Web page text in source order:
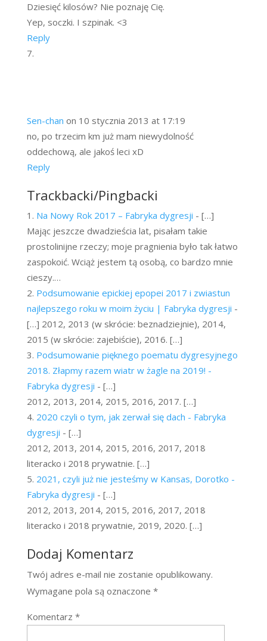
Dziesięć kilosów? Nie poznaję Cię.
Yep, soczki. I szpinak. <3
Reply
Sen-chan on 10 stycznia 2013 at 17:19
no, po trzecim km już mam niewydolność
oddechową, ale jakoś leci xD
Reply
Trackbacki/Pingbacki
Na Nowy Rok 2017 – Fabryka dygresji - […]
Mając jeszcze dwadzieścia lat, pisałam takie
prostolinijne rzeczy; moje pragnienia było tak łatwo
zaspokoić. Wciąż jestem tą osobą, co bardzo mnie
cieszy.…
Podsumowanie epickiej epopei 2017 i zwiastun
najlepszego roku w moim życiu | Fabryka dygresji -
[…] 2012, 2013 (w skrócie: beznadziejnie), 2014,
2015 (w skrócie: zajebiście), 2016. […]
Podsumowanie pięknego poematu dygresyjnego
2018. Złapmy razem wiatr w żagle na 2019! -
Fabryka dygresji - […]
2012, 2013, 2014, 2015, 2016, 2017. […]
2020 czyli o tym, jak zerwał się dach - Fabryka
dygresji - […]
2012, 2013, 2014, 2015, 2016, 2017, 2018
literacko i 2018 prywatnie. […]
2021, czyli już nie jesteśmy w Kansas, Dorotko -
Fabryka dygresji - […]
2012, 2013, 2014, 2015, 2016, 2017, 2018
literacko i 2018 prywatnie, 2019, 2020. […]
Dodaj Komentarz
Twój adres e-mail nie zostanie opublikowany.
Wymagane pola są oznaczone *
Komentarz *